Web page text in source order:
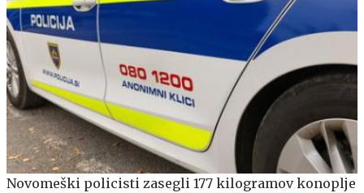
Novomeški policisti zasegli 177 kilogramov konoplje